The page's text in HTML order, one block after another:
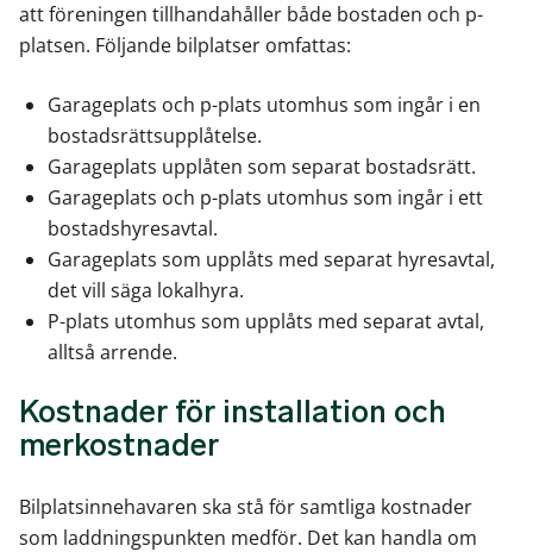
att föreningen tillhandahåller både bostaden och p-
platsen. Följande bilplatser omfattas:
Garageplats och p-plats utomhus som ingår i en
bostadsrättsupplåtelse.
Garageplats upplåten som separat bostadsrätt.
Garageplats och p-plats utomhus som ingår i ett
bostadshyresavtal.
Garageplats som upplåts med separat hyresavtal,
det vill säga lokalhyra.
P-plats utomhus som upplåts med separat avtal,
alltså arrende.
Kostnader för installation och
merkostnader
Bilplatsinnehavaren ska stå för samtliga kostnader
som laddningspunkten medför. Det kan handla om